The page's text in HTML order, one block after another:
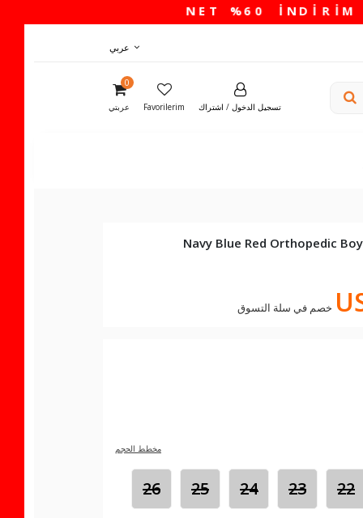
عربي
تسجيل الدخول / اشتراك Favorilerim
0
عربتي
Navy Blue Red Orthopedic
مخطط الحجم
22
23
24
25
26